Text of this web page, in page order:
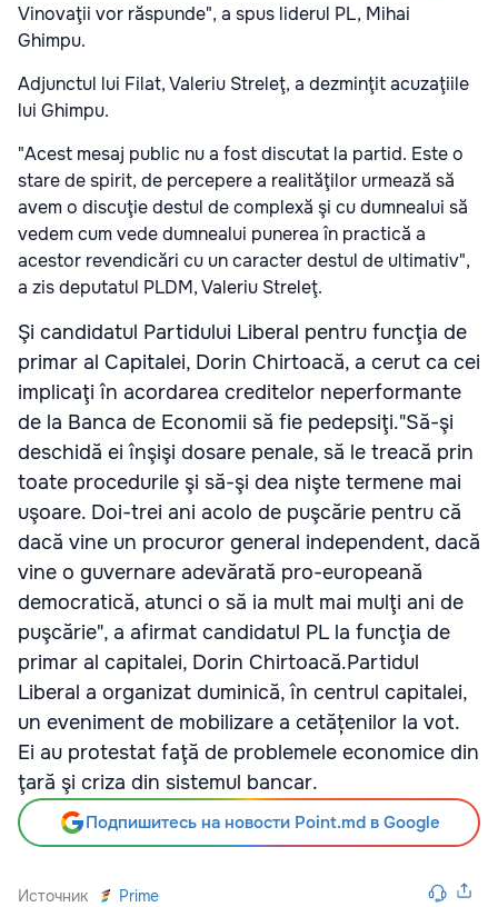
Vinovaţii vor răspunde", a spus liderul PL, Mihai
Ghimpu.
Adjunctul lui Filat, Valeriu Streleţ, a dezminţit acuzaţiile
lui Ghimpu.
"Acest mesaj public nu a fost discutat la partid. Este o
stare de spirit, de percepere a realităţilor urmează să
avem o discuţie destul de complexă şi cu dumnealui să
vedem cum vede dumnealui punerea în practică a
acestor revendicări cu un caracter destul de ultimativ",
a zis deputatul PLDM, Valeriu Streleţ.
Şi candidatul Partidului Liberal pentru funcţia de
primar al Capitalei, Dorin Chirtoacă, a cerut ca cei
implicaţi în acordarea creditelor neperformante
de la Banca de Economii să fie pedepsiţi."Să-şi
deschidă ei înşişi dosare penale, să le treacă prin
toate procedurile şi să-şi dea nişte termene mai
uşoare. Doi-trei ani acolo de puşcărie pentru că
dacă vine un procuror general independent, dacă
vine o guvernare adevărată pro-europeană
democratică, atunci o să ia mult mai mulţi ani de
puşcărie", a afirmat candidatul PL la funcţia de
primar al capitalei, Dorin Chirtoacă.Partidul
Liberal a organizat duminică, în centrul capitalei,
un eveniment de mobilizare a cetățenilor la vot.
Ei au protestat faţă de problemele economice din
ţară şi criza din sistemul bancar.
Подпишитесь на новости Point.md в Google
Источник Prime